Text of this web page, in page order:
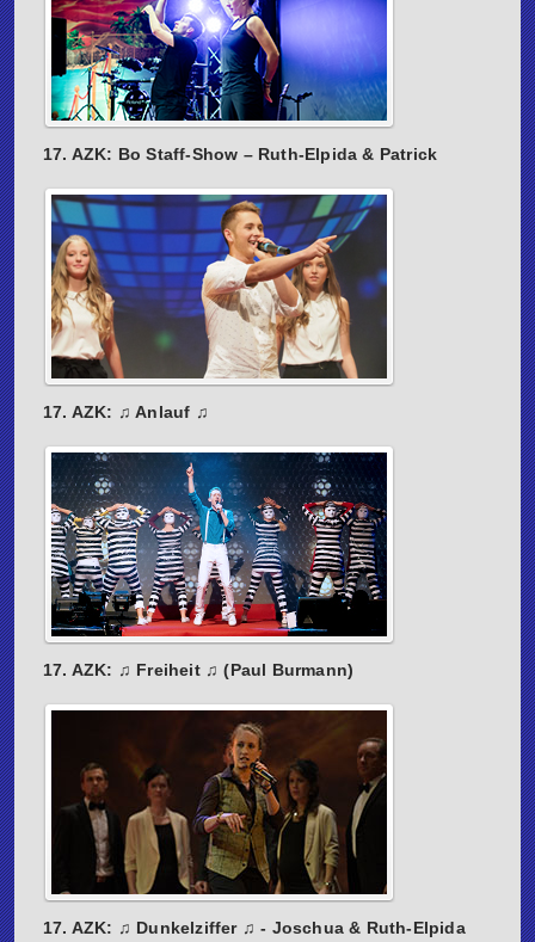
17. AZK: Bo Staff-Show – Ruth-Elpida & Patrick
17. AZK: ♫ Anlauf ♫
17. AZK: ♫ Freiheit ♫ (Paul Burmann)
17. AZK: ♫ Dunkelziffer ♫ - Joschua & Ruth-Elpida